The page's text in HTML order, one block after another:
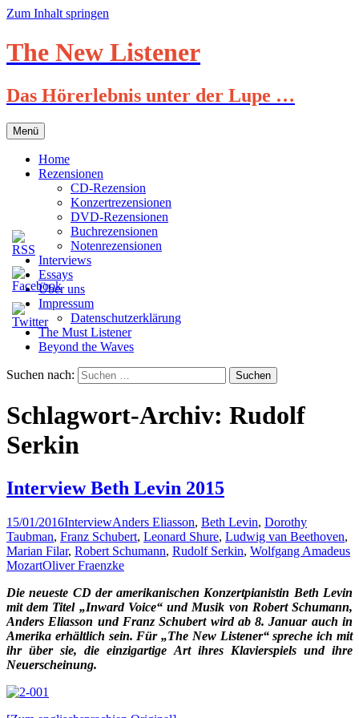
Zum Inhalt springen
The New Listener
Das Hörerlebnis unter der Lupe …
Menü
Home
Rezensionen
CD-Rezension
Konzertrezensionen
DVD-Rezensionen
Buchrezensionen
Notenrezensionen
Interviews
Essays
Über uns
Impressum
Datenschutzerklärung
The Must Listener
Beyond the Waves
Suchen nach:
Schlagwort-Archiv: Rudolf
Serkin
Interview Beth Levin 2015
15/01/2016InterviewAnders Eliasson, Beth Levin, Dorothy
Taubman, Franz Schubert, Leonard Shure, Ludwig van Beethoven,
Marian Filar, Robert Schumann, Rudolf Serkin, Wolfgang Amadeus
MozartOliver Fraenzke
Die neueste CD der amerikanischen Konzertpianistin Beth Levin
mit dem Titel „Inward Voice“ und Musik von Robert Schumann,
Anders Eliasson und Franz Schubert wird ab 8. Januar auch in
Amerika erhältlich sein. Für „The New Listener“ spreche ich mit
ihr über sie, die einzigartige Art ihres Klavierspiels und ihre
Neuerscheinung.